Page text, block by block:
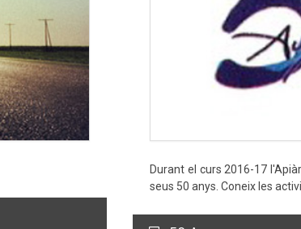
Durant el curs 2016-17
seus 50 anys. Coneix les